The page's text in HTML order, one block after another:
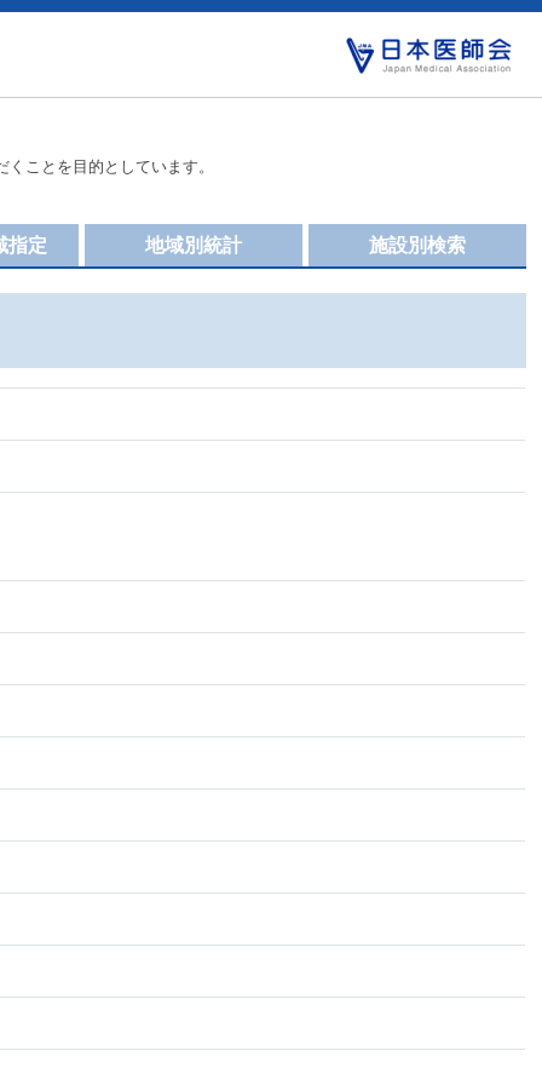
ことを目的としています。
施設別検索
地域別統計
指定